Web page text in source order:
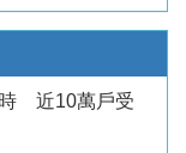
近10萬戶受